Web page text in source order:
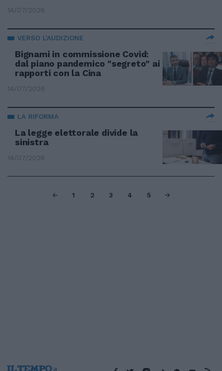
14/07/2026
VERSO L'AUDIZIONE
Bignami in commissione Covid:
dal piano pandemico "segreto" ai
rapporti con la Cina
14/07/2026
LA RIFORMA
La legge elettorale divide la
sinistra
14/07/2026
1 2 3 4 5